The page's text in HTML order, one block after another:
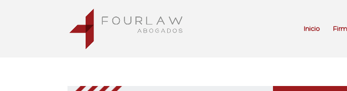
Inicio